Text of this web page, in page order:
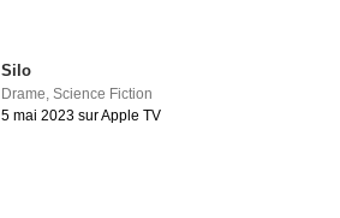
Silo
Drame,Science Fiction
5 mai 2023 sur Apple TV